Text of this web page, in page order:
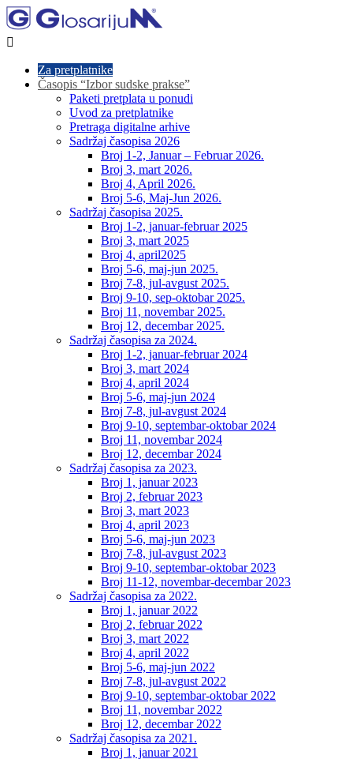

Za pretplatnike
Časopis “Izbor sudske prakse”
Paketi pretplata u ponudi
Uvod za pretplatnike
Pretraga digitalne arhive
Sadržaj časopisa 2026
Broj 1-2, Januar – Februar 2026.
Broj 3, mart 2026.
Broj 4, April 2026.
Broj 5-6, Maj-Jun 2026.
Sadržaj časopisa 2025.
Broj 1-2, januar-februar 2025
Broj 3, mart 2025
Broj 4, april2025
Broj 5-6, maj-jun 2025.
Broj 7-8, jul-avgust 2025.
Broj 9-10, sep-oktobar 2025.
Broj 11, novembar 2025.
Broj 12, decembar 2025.
Sadržaj časopisa za 2024.
Broj 1-2, januar-februar 2024
Broj 3, mart 2024
Broj 4, april 2024
Broj 5-6, maj-jun 2024
Broj 7-8, jul-avgust 2024
Broj 9-10, septembar-oktobar 2024
Broj 11, novembar 2024
Broj 12, decembar 2024
Sadržaj časopisa za 2023.
Broj 1, januar 2023
Broj 2, februar 2023
Broj 3, mart 2023
Broj 4, april 2023
Broj 5-6, maj-jun 2023
Broj 7-8, jul-avgust 2023
Broj 9-10, septembar-oktobar 2023
Broj 11-12, novembar-decembar 2023
Sadržaj časopisa za 2022.
Broj 1, januar 2022
Broj 2, februar 2022
Broj 3, mart 2022
Broj 4, april 2022
Broj 5-6, maj-jun 2022
Broj 7-8, jul-avgust 2022
Broj 9-10, septembar-oktobar 2022
Broj 11, novembar 2022
Broj 12, decembar 2022
Sadržaj časopisa za 2021.
Broj 1, januar 2021